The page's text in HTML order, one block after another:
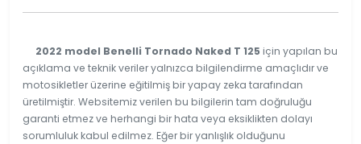
2022 model Benelli Tornado Naked T 125 için yapılan bu
açıklama ve teknik veriler yalnızca bilgilendirme amaçlıdır ve
motosikletler üzerine eğitilmiş bir yapay zeka tarafından
üretilmiştir. Websitemiz verilen bu bilgilerin tam doğruluğu
garanti etmez ve herhangi bir hata veya eksiklikten dolayı
sorumluluk kabul edilmez. Eğer bir yanlışlık olduğunu